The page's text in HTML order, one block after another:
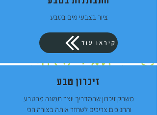
ציור בצבעי מים בטבע
קיראו עוד
זיכרון טבע
משחק זיכרון שהמדריך יוצר תמונה מהטבע
והחניכים צריכים לשחזר אותה בצורה הכי